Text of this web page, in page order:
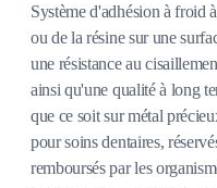
Système d'adhésion à froid
ou de la résine sur une
une résistance au
ainsi qu'une qualité à long
que ce soit sur métal
pour soins dentaires,
remboursés par les